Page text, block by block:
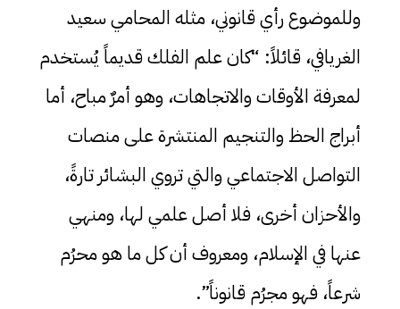
وللموضوع رأي قانوني، مثله المحامي سعيد
الغريافي، قائلاً: “كان علم الفلك قديماً يُستخدم
لمعرفة الأوقات والاتجاهات، وهو أمرٌ مباح، أما
أبراج الحظ والتنجيم المنتشرة على منصات
التواصل الاجتماعي والتي تروي البشائر تارةً،
والأحزان أخرى، فلا أصل علمي لها، ومنهي
عنها في الإسلام، ومعروف أن كل ما هو محرُم
شرعاً، فهو مجرُم قانوناً”.